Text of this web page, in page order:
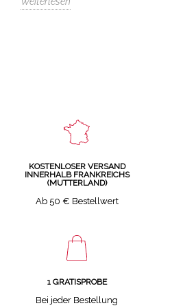
KOSTENLOSER VERSAND
INNERHALB FRANKREICHS
(MUTTERLAND)
Ab 50 € Bestellwert
1 GRATISPROBE
Bei jeder Bestellung